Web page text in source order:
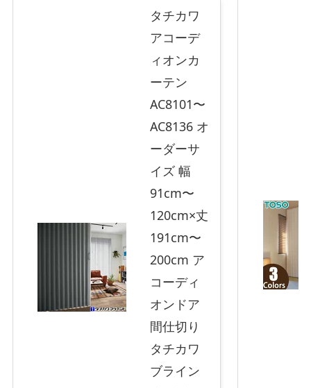
タチカワ
アコーデ
ィオンカ
ーテン
AC8101〜
AC8136 オ
ーダーサ
イズ 幅
91cm〜
120cm×丈
191cm〜
200cm ア
コーディ
オンドア
間仕切り
タチカワ
ブライン